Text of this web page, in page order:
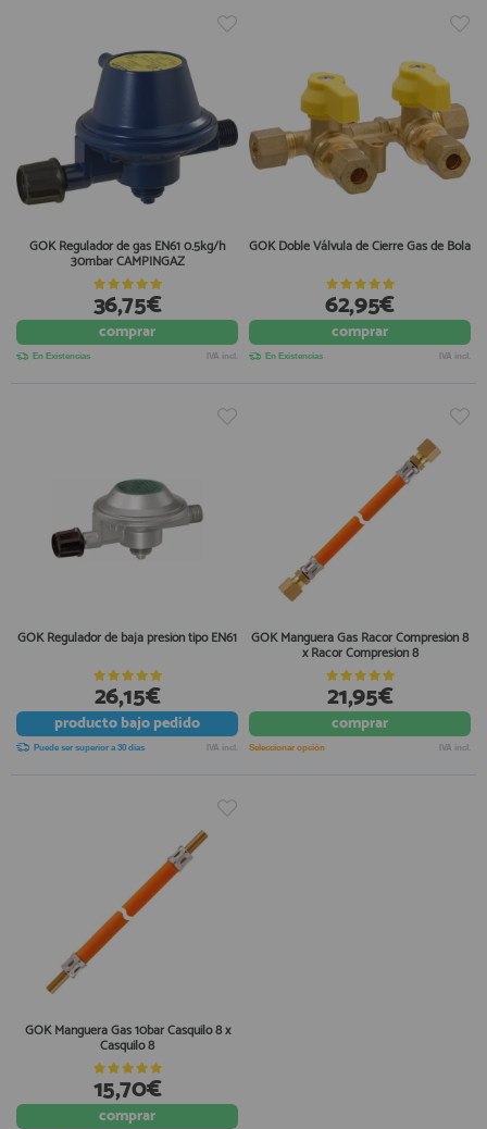
GOK Regulador de gas EN61 0.5kg/h
30mbar CAMPINGAZ
36,75€
comprar
En Existencias IVA incl.
GOK Doble Válvula de Cierre Gas de Bola
62,95€
comprar
En Existencias IVA incl.
GOK Regulador de baja presión tipo EN61
26,15€
productobajo pedido
Puede ser superior a 30 días IVA incl.
GOK Manguera Gas Racor Compresión 8
x Racor Compresion 8
21,95€
comprar
Seleccionar opción IVA incl.
GOK Manguera Gas 10bar Casquilo 8 x
Casquilo 8
15,70€
comprar